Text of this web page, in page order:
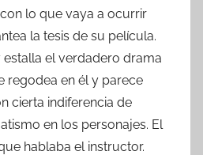
lo que vaya a ocurrir
la tesis de su película.
el verdadero drama
regodea en él y parece
cierta indiferencia de
en los personajes. El
hablaba el instructor.